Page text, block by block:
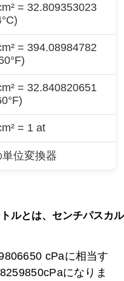
= 32.809353023
= 394.08984782
= 32.840820651
= 1 at
位変換器
ルとは、センチパスカル
cPaに相当す
になりま